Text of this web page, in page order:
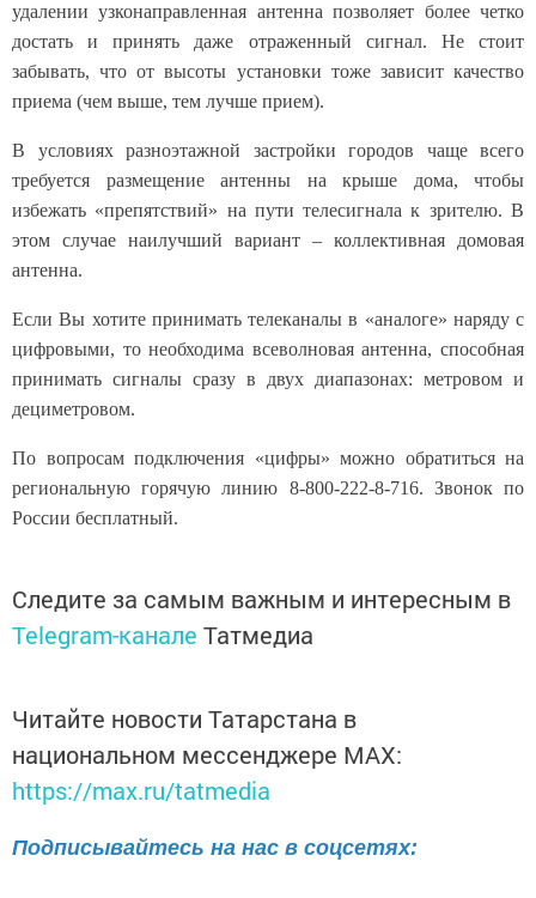
удалении узконаправленная антенна позволяет более четко
достать и принять даже отраженный сигнал. Не стоит
забывать, что от высоты установки тоже зависит качество
приема (чем выше, тем лучше прием).
В условиях разноэтажной застройки городов чаще всего
требуется размещение антенны на крыше дома, чтобы
избежать «препятствий» на пути телесигнала к зрителю. В
этом случае наилучший вариант – коллективная домовая
антенна.
Если Вы хотите принимать телеканалы в «аналоге» наряду с
цифровыми, то необходима всеволновая антенна, способная
принимать сигналы сразу в двух диапазонах: метровом и
дециметровом.
По вопросам подключения «цифры» можно обратиться на
региональную горячую линию 8-800-222-8-716. Звонок по
России бесплатный.
Следите за самым важным и интересным в
Telegram-канале Татмедиа
Читайте новости Татарстана в
национальном мессенджере MАХ:
https://max.ru/tatmedia
Подписывайтесь на нас в соцсетях: